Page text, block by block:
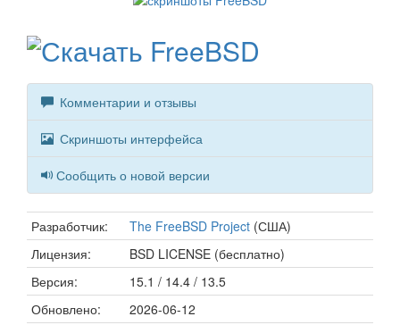
Комментарии и отзывы
Скриншоты интерфейса
Сообщить о новой версии
Разработчик: The FreeBSD Project (США)
Лицензия:
BSD LICENSE (бесплатно)
Версия:
15.1 / 14.4 / 13.5
Обновлено:
2026-06-12